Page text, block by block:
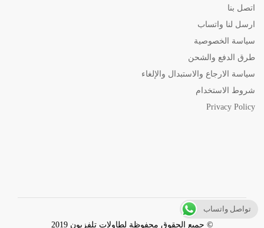
اتصل بنا
ارسل لنا واتساب
سياسة الخصوصية
طرق الدفع والشحن
سياسة الارجاع والاستبدال والإلغاء
شروط الاستخدام
Privacy Policy
© جميع الحقوق محفوظة لطاولات تلفزيون 2019
تواصل واتساب